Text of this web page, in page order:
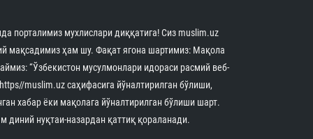
порталимиз мухлислари диққатига! Сиз muslim.uz
мақсадимиз ҳам шу. Фақат ягона шартимиз: Мақола
“Ўзбекистон мусулмонлари идораси расмий веб-
muslim.uz саҳифасига йўналтирилган бўлиши,
хабар ёки мақолага йўналтирилган бўлиши шарт.
диний нуқтаи-назардан қаттиқ қораланади.